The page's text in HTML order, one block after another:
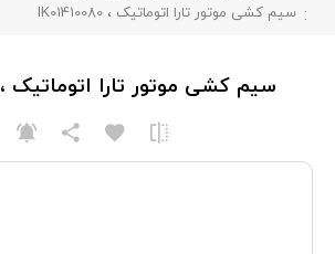
سیم کشی موتور تارا اتوماتیک ، IK01410080
سیم کشی موتور تارا اتوماتیک ، IK01410080